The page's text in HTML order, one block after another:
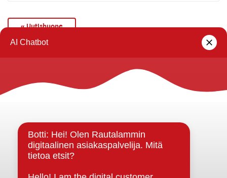
« Uutishuone
Rautalammin kunta
Strategiat, ohjelmat, ohjeet, suunnitelmat, säännöt ja
sopimukset
Asiakirjajulkisuuskuvaus
Evästeet